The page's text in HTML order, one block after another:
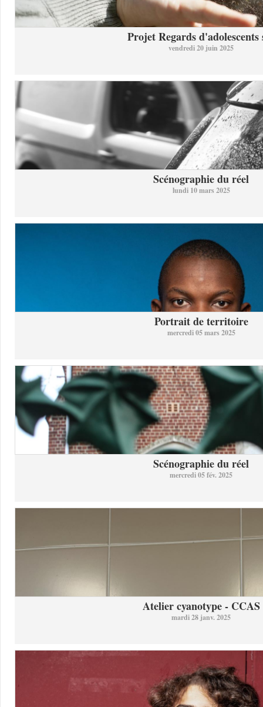
Projet Regards d'adolescents
vendredi 20 juin 2025
Scénographie du réel
lundi 10 mars 2025
Portrait de territoire
mercredi 05 mars 2025
Scénographie du réel
mercredi 05 fév. 2025
Atelier cyanotype - CCAS
mardi 28 janv. 2025